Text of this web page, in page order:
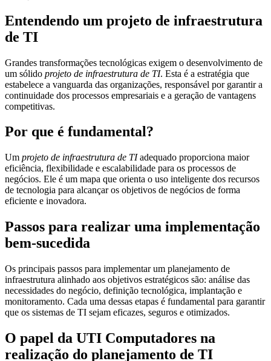
Entendendo um projeto de infraestrutura
de TI
Grandes transformações tecnológicas exigem o desenvolvimento de
um sólido projeto de infraestrutura de TI. Esta é a estratégia que
estabelece a vanguarda das organizações, responsável por garantir a
continuidade dos processos empresariais e a geração de vantagens
competitivas.
Por que é fundamental?
Um projeto de infraestrutura de TIadequado proporciona maior
eficiência, flexibilidade e escalabilidade para os processos de
negócios. Ele é um mapa que orienta o uso inteligente dos recursos
de tecnologia para alcançar os objetivos de negócios de forma
eficiente e inovadora.
Passos para realizar uma implementação
bem-sucedida
Os principais passos para implementar um planejamento de
infraestrutura alinhado aos objetivos estratégicos são: análise das
necessidades do negócio, definição tecnológica, implantação e
monitoramento. Cada uma dessas etapas é fundamental para garantir
que os sistemas de TI sejam eficazes, seguros e otimizados.
O papel da UTI Computadores na
realização do planejamento de TI